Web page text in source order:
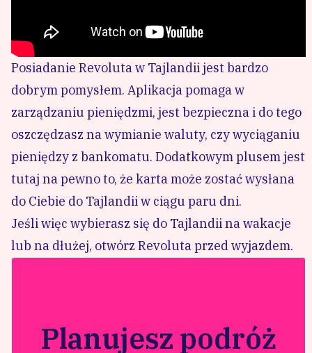
Posiadanie Revoluta w Tajlandii jest bardzo
dobrym pomysłem. Aplikacja pomaga w
zarządzaniu pieniędzmi, jest bezpieczna i do tego
oszczędzasz na wymianie waluty, czy wyciąganiu
pieniędzy z bankomatu. Dodatkowym plusem jest
tutaj na pewno to, że karta może zostać wysłana
do Ciebie do Tajlandii w ciągu paru dni.
Jeśli więc wybierasz się do Tajlandii na wakacje
lub na dłużej, otwórz Revoluta przed wyjazdem.
Planujesz podróż